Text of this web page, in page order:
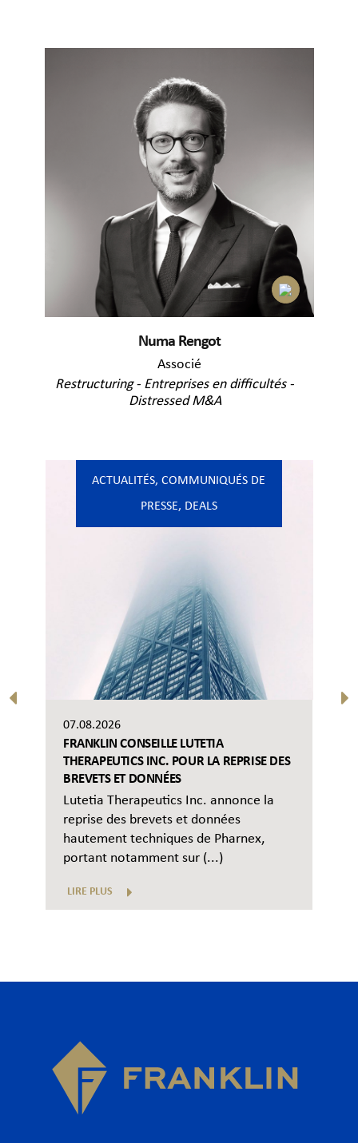
Numa Rengot
Associé
Restructuring - Entreprises en difficultés -
Distressed M&A
ACTUALITÉS,COMMUNIQUÉS DE
PRESSE, DEALS
07.08.2026
FRANKLIN CONSEILLE LUTETIA
THERAPEUTICS INC. POUR LA REPRISE DES
BREVETS ET DONNÉES
Lutetia Therapeutics Inc. annonce la
reprise des brevets et données
hautement techniques de Pharnex,
portant notamment sur (...)
LIRE PLUS